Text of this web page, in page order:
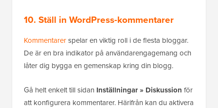
10. Ställ in WordPress-kommentarer
Kommentarerspelar en viktig roll i de flesta bloggar.
De är en bra indikator på användarengagemang och
låter dig bygga en gemenskap kring din blogg.
Gå helt enkelt till sidan Inställningar » Diskussion för
att konfigurera kommentarer. Härifrån kan du aktivera